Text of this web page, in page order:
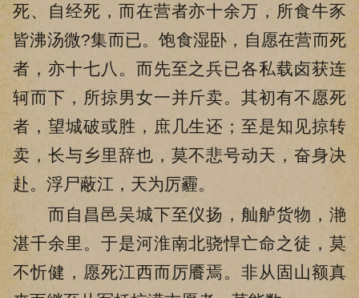
死、自经死，而在营者亦十余万，所食牛豕
皆沸汤微?集而已。饱食湿卧，自愿在营而死
者，亦十七八。而先至之兵已各私载卤获连
轲而下，所掠男女一并斤卖。其初有不愿死
者，望城破或胜，庶几生还；至是知见掠转
卖，长与乡里辞也，莫不悲号动天，奋身决
赴。浮尸蔽江，天为厉霾。
而自昌邑吴城下至仪扬，舢舻货物，滟
湛千余里。于是河淮南北骁悍亡命之徒，莫
不忻健，愿死江西而厉餍焉。非从固山额真